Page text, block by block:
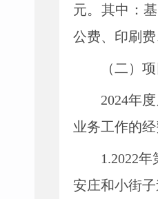
元。其中：
公费、印刷
（二）
2024年
业务工作的
1.2022
安庄和小街